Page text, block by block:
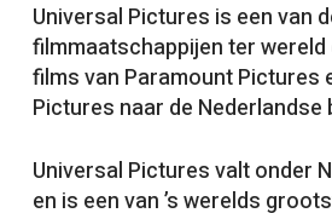
Universal Pictures is een van
filmmaatschappijen ter wereld
films van Paramount Pictures
Pictures naar de Nederlandse
Universal Pictures valt onder
en is een van ’s werelds